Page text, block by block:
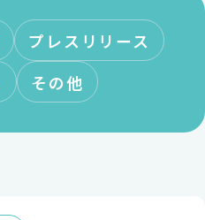
プレスリリース
その他